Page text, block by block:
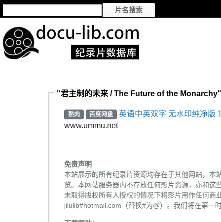
"君主制的未来 / The Future of the
熟肉 百度网盘
英语中英双字 无水印纯净版
www.ummu.net
免责声明
本站展示的所有纪录片资源均存在于其他网站，本
览。本网站服务器内不存放任何影片资源，亦和
未取得版权所有人授权的情况下将影片用作任何
jilulib#hotmail.com（替换#为@）。我们将在第一